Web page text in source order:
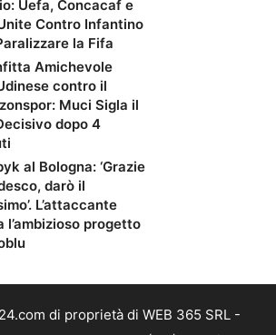
Uefa, Concacaf e
Contro Infantino
la Fifa
Amichevole
contro il
Muci Sigla il
dopo 4
al Bologna: ‘Grazie
darò il
L’attaccante
l’ambizioso progetto
di proprietà di WEB 365 SRL -